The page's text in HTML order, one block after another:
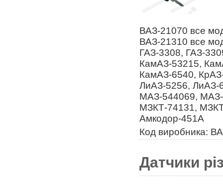
ВАЗ-21070 все
ВАЗ-21310 все
ГАЗ-3308, ГАЗ-
КамАЗ-53215,
КамАЗ-6540,
ЛиАЗ-5256,
МАЗ-544069,
МЗКТ-74131,
Амкодор-451А
Код виробника:
Датчики